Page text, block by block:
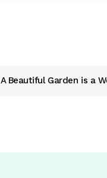
A Beautiful Garden is a